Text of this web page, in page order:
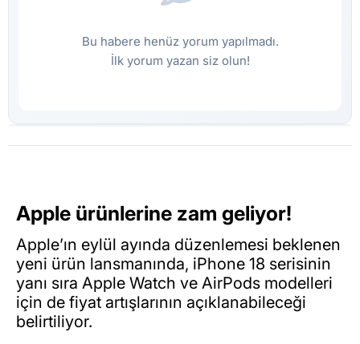
Bu habere henüz yorum yapılmadı.
İlk yorum yazan siz olun!
Apple ürünlerine zam geliyor!
Apple’ın eylül ayında düzenlemesi beklenen
yeni ürün lansmanında, iPhone 18 serisinin
yanı sıra Apple Watch ve AirPods modelleri
için de fiyat artışlarının açıklanabileceği
belirtiliyor.